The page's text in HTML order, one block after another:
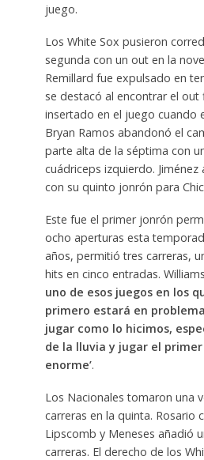
juego.
Los White Sox pusieron
segunda con un out en la
Remillard fue expulsado en
se destacó al encontrar el out
insertado en el juego cuando
Bryan Ramos abandonó el
parte alta de la séptima con
cuádriceps izquierdo.
con su quinto jonrón para
Este fue el primer jonrón
ocho aperturas esta
años, permitió tres carreras,
hits en cinco entradas.
uno de esos juegos en los
primero estará en
jugar como lo hicimos,
de la lluvia y jugar el
enorme’.
Los Nacionales tomaron una
carreras en la quinta. Rosario
Lipscomb y Meneses añadió
carreras. El derecho de los